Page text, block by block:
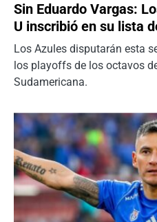
Sin Eduardo Vargas:
U inscribió en su lista
Los Azules disputarán esta
los playoffs de los octavos
Sudamericana.